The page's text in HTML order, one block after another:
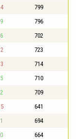
799
796
702
723
714
710
709
641
694
664